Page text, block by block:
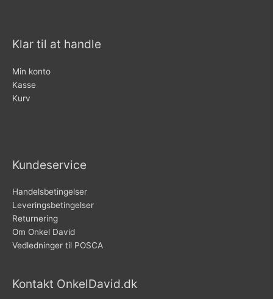
Klar til at handle
Min konto
Kasse
Kurv
Kundeservice
Handelsbetingelser
Leveringsbetingelser
Returnering
Om Onkel David
Vedledninger til POSCA
Kontakt OnkelDavid.dk